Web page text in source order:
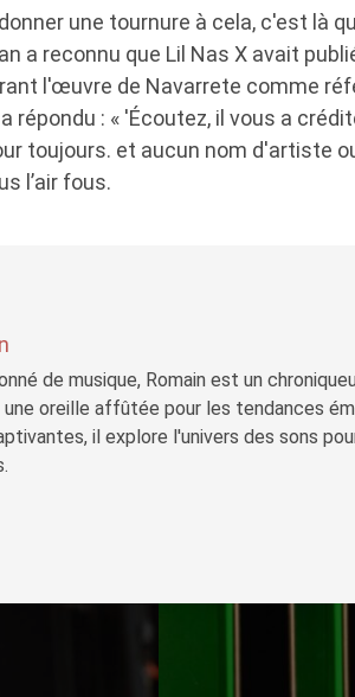
une tournure à cela, c'est là
a reconnu que Lil Nas X avait
l'œuvre de Navarrete comme
répondu : « 'Écoutez, il vous a
toujours. et aucun nom d'artiste
l’air fous.
de musique, Romain est un
une oreille affûtée pour les tendances
il explore l'univers des sons